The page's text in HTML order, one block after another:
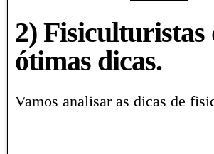
2) Fisiculturistas
ótimas dicas.
Vamos analisar as dicas de